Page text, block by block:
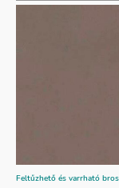
Feltűzhető és varrható